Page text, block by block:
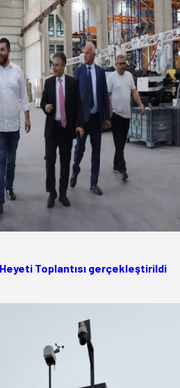
Toplantısı gerçekleştirildi